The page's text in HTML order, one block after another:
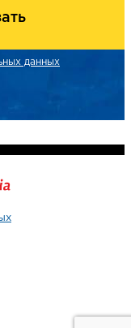
данных